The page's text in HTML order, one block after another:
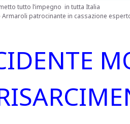
tutto l’impegno in tutta Italia
Armaroli patrocinante in cassazione